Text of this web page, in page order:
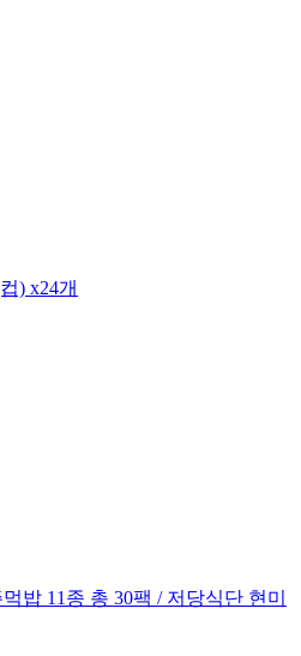
) x24개
밥 11종 총 30팩 / 저당식단 현미